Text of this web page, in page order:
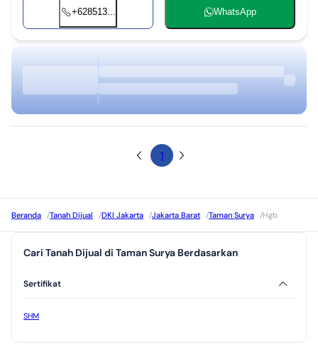
+628513... WhatsApp
1
Beranda /Tanah Dijual /DKI Jakarta /Jakarta Barat /Taman Surya /Hgb
Cari Tanah Dijual di Taman Surya Berdasarkan
Sertifikat
SHM